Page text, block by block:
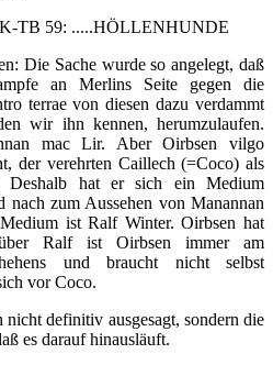
TB 59: .....HÖLLENHUNDE
Die Sache wurde so angelegt, daß
an Merlins Seite gegen die
terrae von diesen dazu verdammt
wir ihn kennen, herumzulaufen.
mac Lir. Aber Oirbsen vilgo
der verehrten Caillech (=Coco) als
Deshalb hat er sich ein Medium
nach zum Aussehen von Manannan
ist Ralf Winter. Oirbsen hat
Ralf ist Oirbsen immer am
und braucht nicht selbst
vor Coco.
nicht definitiv ausgesagt, sondern die
es darauf hinausläuft.